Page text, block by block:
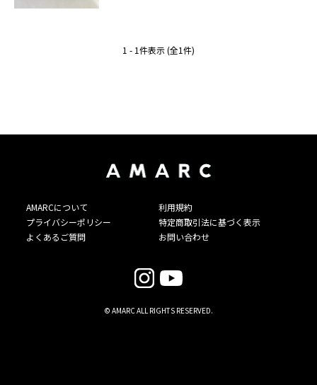
1 - 1件表示 (全1件)
AMARCについて
利用規約
プライバシーポリシー
特定商取引法に基づく表示
よくあるご質問
お問い合わせ
© AMARC ALL RIGHTS RESERVED.